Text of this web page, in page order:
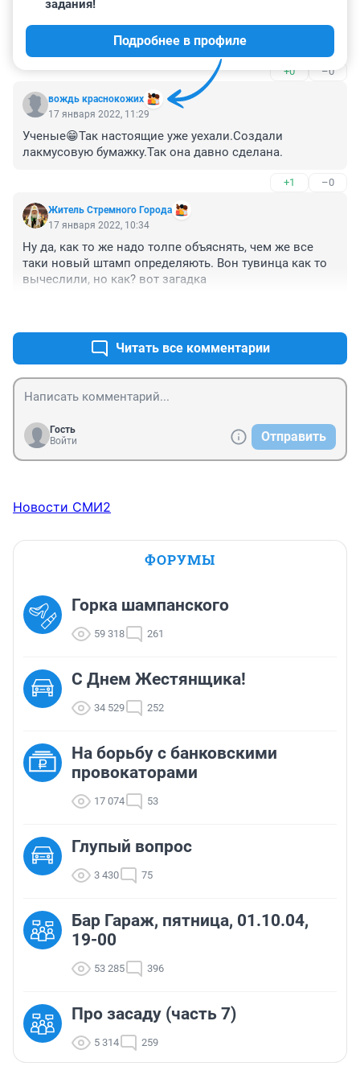
Гость
+0 –0
вождь краснокожих
задания!
Подробнее в профиле
17 января 2022, 11:29
Ученые😁Так настоящие уже уехали.Создали
лакмусовую бумажку.Так она давно сделана.
+1 –0
Житель Стремного Города
17 января 2022, 10:34
Ну да, как то же надо толпе объяснять, чем же все
таки новый штамп определяють. Вон тувинца как то
вычеслили, но как? вот загадка
Читать все комментарии
Гость
Войти
Отправить
Новости СМИ2
ФОРУМЫ
Горка шампанского
59 318 261
С Днем Жестянщика!
34 529 252
На борьбу с банковскими
провокаторами
17 074 53
Глупый вопрос
3 430 75
Бар Гараж, пятница, 01.10.04,
19-00
53 285 396
Про засаду (часть 7)
5 314 259